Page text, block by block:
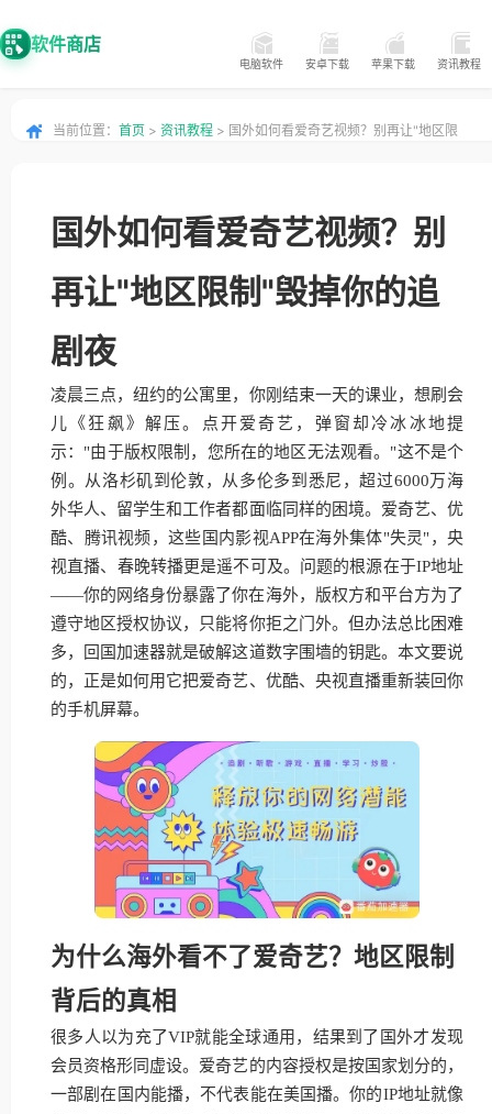
软件商店
电脑软件 安卓下载 苹果下载 资讯教程
当前位置： 首页 > 资讯教程 > 国外如何看爱奇艺视频？别再让"地区限
国外如何看爱奇艺视频？别
再让"地区限制"毁掉你的追
剧夜
凌晨三点，纽约的公寓里，你刚结束一天的课业，想刷会
儿《狂飙》解压。点开爱奇艺，弹窗却冷冰冰地提
示："由于版权限制，您所在的地区无法观看。"这不是个
例。从洛杉矶到伦敦，从多伦多到悉尼，超过6000万海
外华人、留学生和工作者都面临同样的困境。爱奇艺、优
酷、腾讯视频，这些国内影视APP在海外集体"失灵"，央
视直播、春晚转播更是遥不可及。问题的根源在于IP地址
——你的网络身份暴露了你在海外，版权方和平台方为了
遵守地区授权协议，只能将你拒之门外。但办法总比困难
多，回国加速器就是破解这道数字围墙的钥匙。本文要说
的，正是如何用它把爱奇艺、优酷、央视直播重新装回你
的手机屏幕。
为什么海外看不了爱奇艺？地区限制
背后的真相
很多人以为充了VIP就能全球通用，结果到了国外才发现
会员资格形同虚设。爱奇艺的内容授权是按国家划分的，
一部剧在国内能播，不代表能在美国播。你的IP地址就像